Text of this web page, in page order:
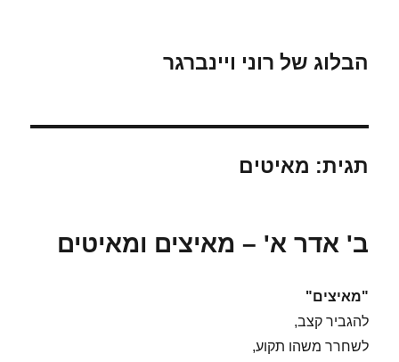
הבלוג של רוני ויינברגר
תגית: מאיטים
ב' אדר א' – מאיצים ומאיטים
"מאיצים"
להגביר קצב,
לשחרר משהו תקוע,